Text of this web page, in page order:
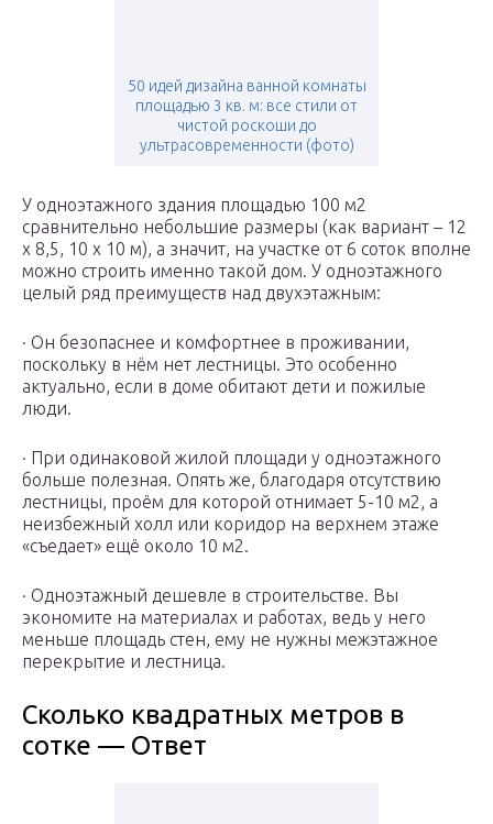
50 идей дизайна ванной комнаты
площадью 3 кв. м: все стили от
чистой роскоши до
ультрасовременности (фото)
У одноэтажного здания площадью 100 м2
сравнительно небольшие размеры (как вариант – 12
х 8,5, 10 х 10 м), а значит, на участке от 6 соток вполне
можно строить именно такой дом. У одноэтажного
целый ряд преимуществ над двухэтажным:
· Он безопаснее и комфортнее в проживании,
поскольку в нём нет лестницы. Это особенно
актуально, если в доме обитают дети и пожилые
люди.
· При одинаковой жилой площади у одноэтажного
больше полезная. Опять же, благодаря отсутствию
лестницы, проём для которой отнимает 5-10 м2, а
неизбежный холл или коридор на верхнем этаже
«съедает» ещё около 10 м2.
· Одноэтажный дешевле в строительстве. Вы
экономите на материалах и работах, ведь у него
меньше площадь стен, ему не нужны межэтажное
перекрытие и лестница.
Сколько квадратных метров в
сотке — Ответ